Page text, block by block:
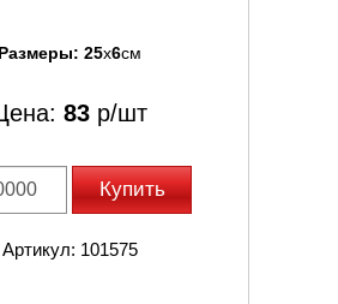
Размеры: 25x6см
83 р/шт
Купить
Артикул: 101575